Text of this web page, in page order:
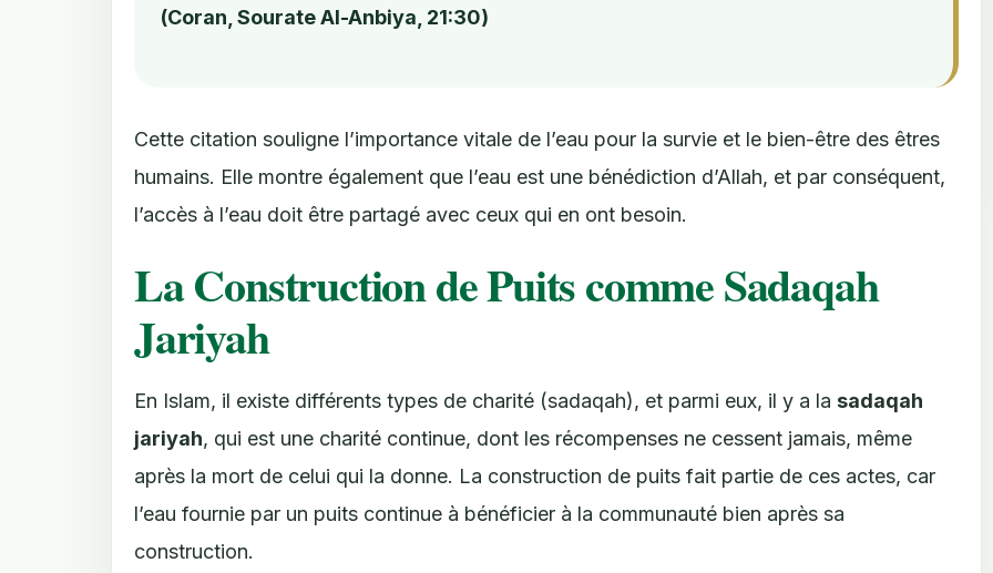
(Coran, Sourate Al-Anbiya, 21:30)
Cette citation souligne l’importance vitale de l’eau pour la survie et le bien-être des êtres
humains. Elle montre également que l’eau est une bénédiction d’Allah, et par conséquent,
l’accès à l’eau doit être partagé avec ceux qui en ont besoin.
La Construction de Puits comme Sadaqah
Jariyah
En Islam, il existe différents types de charité (sadaqah), et parmi eux, il y a la sadaqah
jariyah, qui est une charité continue, dont les récompenses ne cessent jamais, même
après la mort de celui qui la donne. La construction de puits fait partie de ces actes, car
l’eau fournie par un puits continue à bénéficier à la communauté bien après sa
construction.